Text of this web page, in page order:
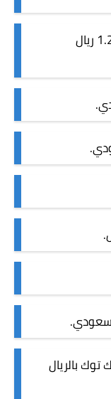
هدية رافعة الورق يبلغ سعرها 1.23 ريال
توك بالريال